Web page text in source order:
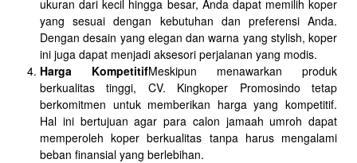
ukuran dari kecil hingga besar, Anda dapat memilih koper
yang sesuai dengan kebutuhan dan preferensi Anda.
Dengan desain yang elegan dan warna yang stylish, koper
ini juga dapat menjadi aksesori perjalanan yang modis.
Harga KompetitifMeskipun menawarkan produk
berkualitas tinggi, CV. Kingkoper Promosindo tetap
berkomitmen untuk memberikan harga yang kompetitif.
Hal ini bertujuan agar para calon jamaah umroh dapat
memperoleh koper berkualitas tanpa harus mengalami
beban finansial yang berlebihan.